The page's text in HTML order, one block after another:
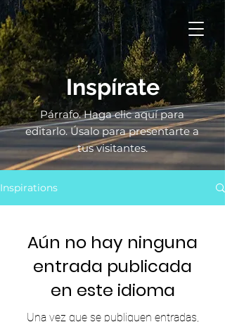
Inspírate
Párrafo. Haga clic aquí para
editarlo. Úsalo para presentarte a
tus visitantes.
Inspirations
Aún no hay ninguna
entrada publicada
en este idioma
Una vez que se publiquen entradas,